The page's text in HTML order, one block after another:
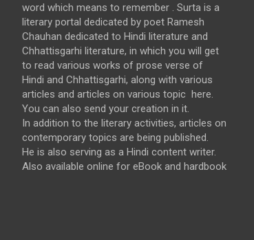
word which means to remember . Surta is a
literary portal dedicated by poet Ramesh
Chauhan dedicated to Hindi literature and
Chhattisgarhi literature, in which you will get
to read various works of prose verse of
Hindi and Chhattisgarhi, along with various
articles and articles on various topic here.
You can also send your creation in it.
In addition to the literary activities, articles on
contemporary topics are being published.
He is also serving as a Hindi content writer.
Also available online for eBook and hardbook